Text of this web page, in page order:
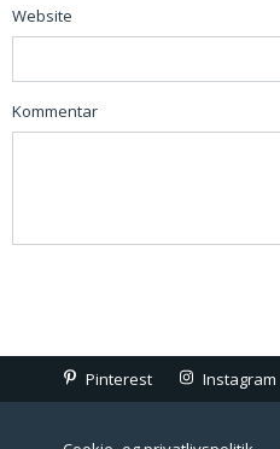
Website
Kommentar
Pinterest Instagram